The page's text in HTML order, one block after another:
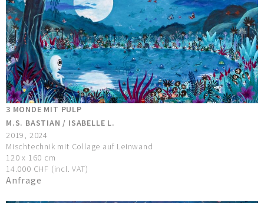
3 MONDE MIT PULP
M.S. BASTIAN / ISABELLE L.
2019, 2024
Mischtechnik mit Collage auf Leinwand
120 x 160 cm
14.000 CHF (incl. VAT)
Anfrage